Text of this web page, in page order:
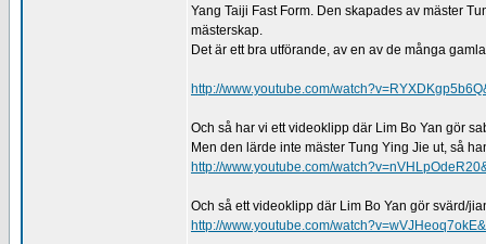
Yang Taiji Fast Form. Den skapades av mäster
mästerskap.
Det är ett bra utförande, av en av de många
http://www.youtube.com/
Och så har vi ett videoklipp där Lim Bo Yan gör
Men den lärde inte mäster Tung Ying Jie ut, så
http://www.youtube.com/
Och så ett videoklipp där Lim Bo Yan gör svärd/
http://www.youtube.com/